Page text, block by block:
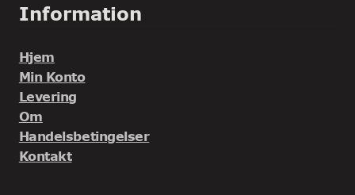
Information
Hjem
Min Konto
Levering
Om
Handelsbetingelser
Kontakt